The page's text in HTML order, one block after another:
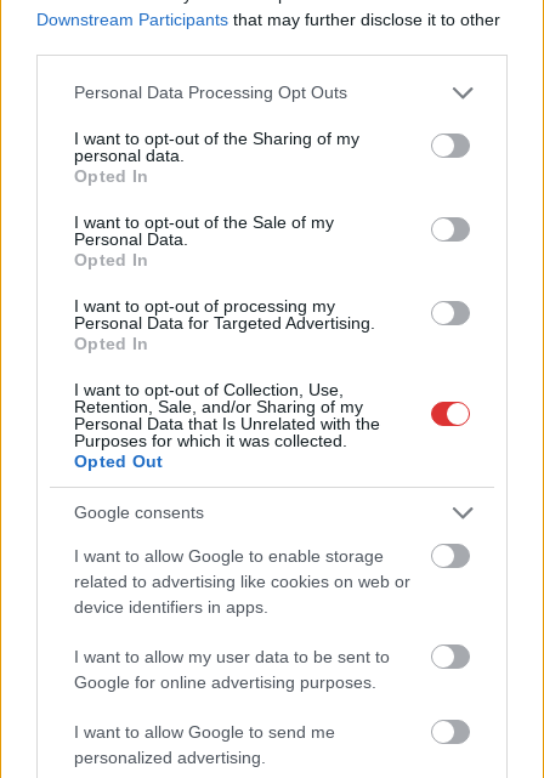
Downstream Participants that may further disclose it to other
Please note that this website/app uses one or more Google
not limited to your visit or usage behaviour. You may click to
grant or deny consent to Google and its third-party tags to
use your data for below specified purposes in below Google
consent section.
Personal Data Processing Opt Outs
I want to opt-out of the Sharing of my
personal data.
Opted In
I want to opt-out of the Sale of my
Personal Data.
Opted In
I want to opt-out of processing my
Personal Data for Targeted Advertising.
Opted In
I want to opt-out of Collection, Use,
Retention, Sale, and/or Sharing of my
Personal Data that Is Unrelated with the
Purposes for which it was collected.
Opted Out
Google consents
I want to allow Google to enable storage
related to advertising like cookies on web or
device identifiers in apps.
I want to allow my user data to be sent to
Google for online advertising purposes.
I want to allow Google to send me
personalized advertising.
Problémák egész Jász-Nagykun-Szolnok megyében: egyre
Szolnokon egy kulcsfontosságú körforgalmat részlegesen
mértékben lebénul
Elromlott a biztosítóberendezés a ceglédi vasútvonalon,
alapos késések alakultak ki a menetrendhez képest,
kimaradás is előfordult
Országos ellenőrzés indult a hazai akkumulátoripari
Az idei év leglassabb növekedését hozta a június a
kiskereskedelemben
Györfi Mihály több tucat vállalkozással egyeztetett a
kerékpárgyár dolgozóinak megsegítéséről
41 fok fölé forrósodott az ország, Szolnokon pedig egy másik
rekord is megdőlt
Egy telefonhívást akart, végül rendőrök vitték el a mezőtúri
A Tisza kormány minisztere újabb nagy változásokról döntött
a közoktatásban – például az iskolaigazgatók visszakapják
munkáltatói jogaikat